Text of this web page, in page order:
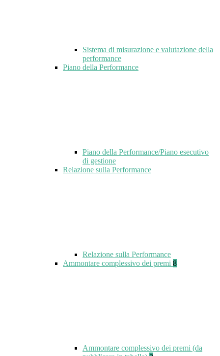
Sistema di misurazione e valutazione della
performance
Piano della Performance
Piano della Performance/Piano esecutivo
di gestione
Relazione sulla Performance
Relazione sulla Performance
Ammontare complessivo dei premi 8
Ammontare complessivo dei premi (da